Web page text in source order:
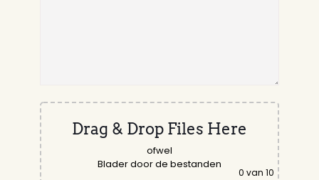
Drag & Drop Files Here
ofwel
Blader door de bestanden
0 van 10